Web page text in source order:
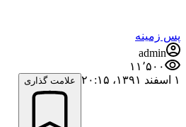
پس زمینه
admin
۱۱٬۵۰۰
۱ اسفند ۱۳۹۱،‏ ۲۰:۱۵
علامت گذاری